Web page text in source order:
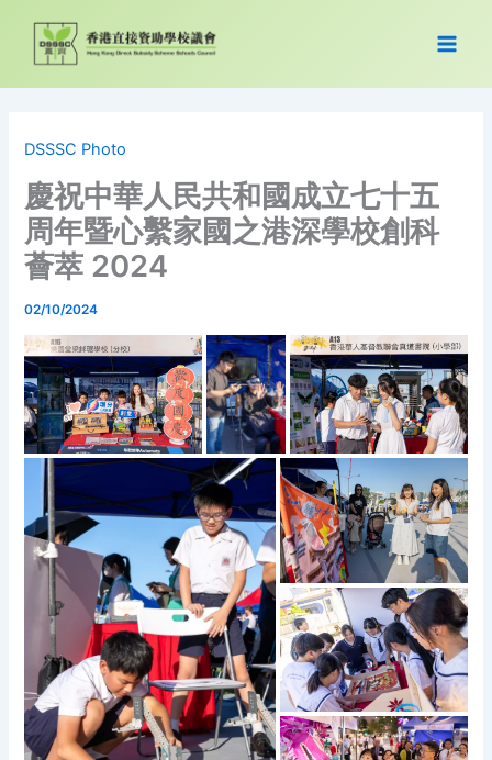
content
DSSSC Photo
慶祝中華人民共和國成立七十五
周年暨心繫家國之港深學校創科
薈萃 2024
02/10/2024